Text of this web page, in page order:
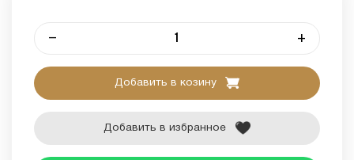
– +
Добавить в козину
Добавить в избранное